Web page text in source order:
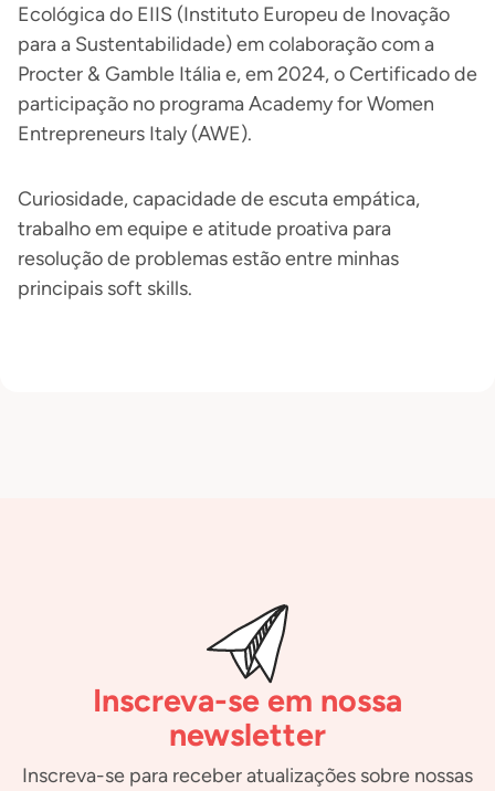
Ecológica do EIIS (Instituto Europeu de Inovação
para a Sustentabilidade) em colaboração com a
Procter & Gamble Itália e, em 2024, o Certificado de
participação no programa Academy for Women
Entrepreneurs Italy (AWE).
Curiosidade, capacidade de escuta empática,
trabalho em equipe e atitude proativa para
resolução de problemas estão entre minhas
principais soft skills.
Inscreva-se em nossa
newsletter
Inscreva-se para receber atualizações sobre nossas